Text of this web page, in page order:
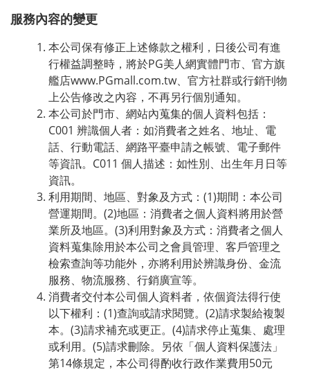
服務內容的變更
本公司保有修正上述條款之權利，日後公司有進
行權益調整時，將於PG美人網實體門市、官方旗
艦店www.PGmall.com.tw、官方社群或行銷刊物
上公告修改之內容，不再另行個別通知。
本公司於門市、網站內蒐集的個人資料包括：
C001 辨識個人者：如消費者之姓名、地址、電
話、行動電話、網路平臺申請之帳號、電子郵件
等資訊。C011 個人描述：如性別、出生年月日等
資訊。
利用期間、地區、對象及方式：(1)期間：本公司
營運期間。(2)地區：消費者之個人資料將用於營
業所及地區。(3)利用對象及方式：消費者之個人
資料蒐集除用於本公司之會員管理、客戶管理之
檢索查詢等功能外，亦將利用於辨識身份、金流
服務、物流服務、行銷廣宣等。
消費者交付本公司個人資料者，依個資法得行使
以下權利：(1)查詢或請求閱覽。(2)請求製給複製
本。(3)請求補充或更正。(4)請求停止蒐集、處理
或利用。(5)請求刪除。另依「個人資料保護法」
第14條規定，本公司得酌收行政作業費用50元